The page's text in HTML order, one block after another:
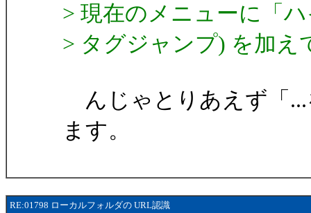
> 現在のメニューに「
> タグジャンプ) を加え
んじゃとりあえず「
ます。
RE:01798 ローカルフォルダの URL認識